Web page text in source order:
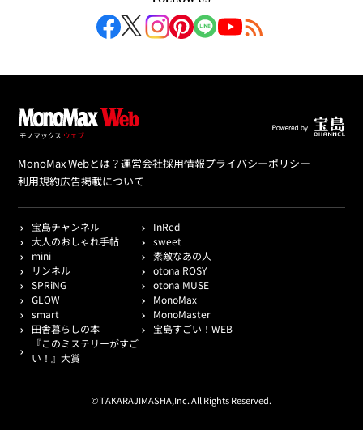
MonoMax Webとは？運営会社採用情報プライバシーポリシー
利用規約広告掲載について
宝島チャンネル
InRed
大人のおしゃれ手帖
sweet
mini
素敵なあの人
リンネル
otona ROSY
SPRiNG
otona MUSE
GLOW
MonoMax
smart
MonoMaster
田舎暮らしの本
宝島すごい！WEB
『このミステリーがすご
い！』大賞
© TAKARAJIMASHA,Inc. All Rights Reserved.